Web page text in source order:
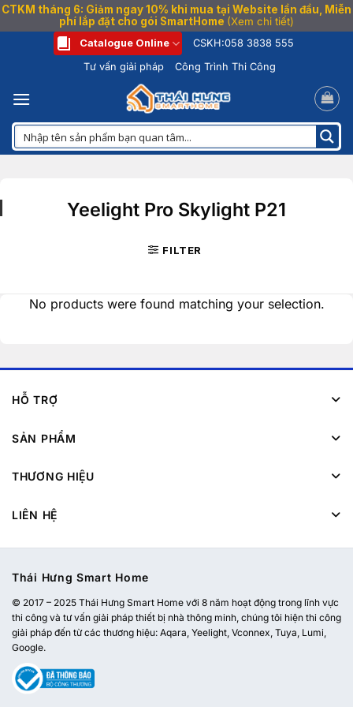
CTKM tháng 6: Giảm ngay 10% khi mua tại Website lần đầu, Miễn
phí lắp đặt cho gói SmartHome (Xem chi tiết)
dung
Catalogue Online CSKH:058 3838 555
Tư vấn giải pháp
Công Trình Thi Công
Yeelight Pro Skylight P21
FILTER
No products were found matching your selection.
HỖ TRỢ
SẢN PHẨM
THƯƠNG HIỆU
LIÊN HỆ
Thái Hưng Smart Home
© 2017 – 2025 Thái Hưng Smart Home với 8 năm hoạt động trong lĩnh vực
thi công và tư vấn giải pháp thiết bị nhà thông minh, chúng tôi hiện thi công
giải pháp đến từ các thương hiệu: Aqara, Yeelight, Vconnex, Tuya, Lumi,
Google.